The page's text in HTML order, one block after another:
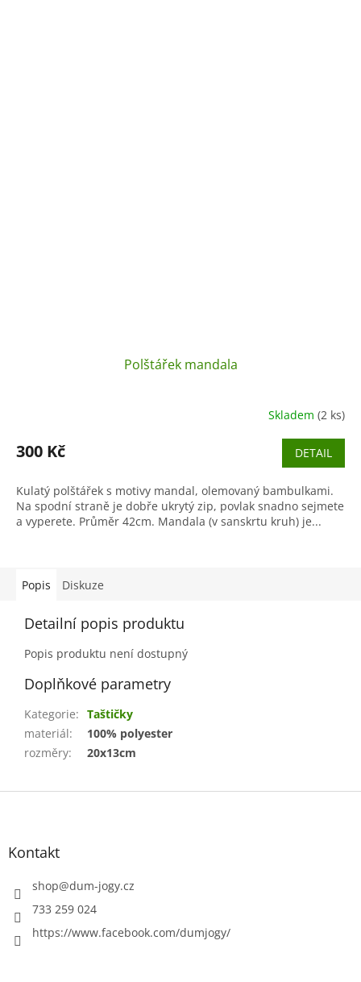
Polštářek mandala
Skladem (2 ks)
300 Kč DETAIL
Kulatý polštářek s motivy mandal, olemovaný bambulkami.
Na spodní straně je dobře ukrytý zip, povlak snadno sejmete
a vyperete. Průměr 42cm. Mandala (v sanskrtu kruh) je...
Popis Diskuze
Detailní popis produktu
Popis produktu není dostupný
Doplňkové parametry
Kategorie: Taštičky
materiál:
100% polyester
rozměry: 20x13cm
Z
Kontakt
shop@dum-jogy.cz
733 259 024
https://www.facebook.com/dumjogy/